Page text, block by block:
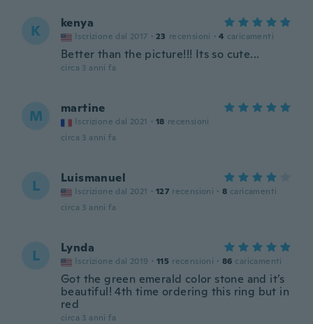
K kenya
Iscrizione dal 2017 · 23 recensioni · 4 caricamenti
Better than the picture!!! Its so cute...
circa 3 anni fa
M martine
Iscrizione dal 2021 · 18 recensioni
circa 3 anni fa
L Luismanuel
Iscrizione dal 2021 · 127 recensioni · 8 caricamenti
circa 3 anni fa
L Lynda
Iscrizione dal 2019 · 115 recensioni · 86 caricamenti
Got the green emerald color stone and it’s
beautiful! 4th time ordering this ring but in
red
circa 3 anni fa